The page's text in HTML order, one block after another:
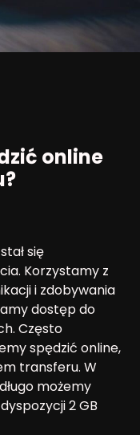
online
się
Korzystamy z
i zdobywania
dostęp do
Często
spędzić online,
transferu. W
możemy
2 GB